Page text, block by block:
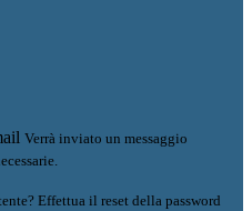
Verrà inviato un messaggio
Effettua il reset della password